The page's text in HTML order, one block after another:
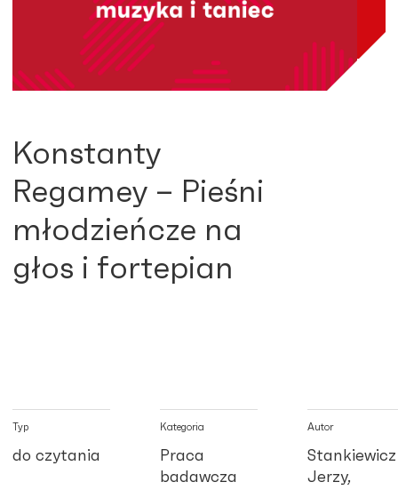
Konstanty
Regamey – Pieśni
młodzieńcze na
głos i fortepian
Typ
do czytania
Kategoria
Praca
badawcza
Autor
Stankiewicz
Jerzy,